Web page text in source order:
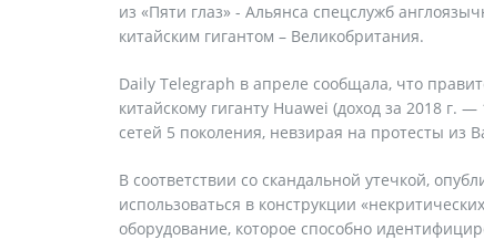
из «Пяти глаз» - Альянса спецслужб
китайским гигантом – Великобритания.
Daily Telegraph в апреле сообщала, что
китайскому гиганту Huawei (доход за 2018 г.
сетей 5 поколения, невзирая на протесты из
В соответствии со скандальной утечкой,
использоваться в конструкции
оборудование, которое способно